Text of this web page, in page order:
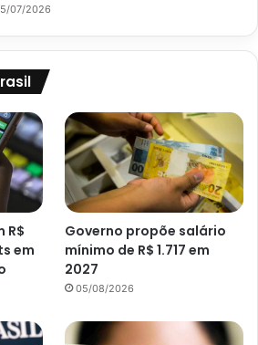
07/2026
R$
em
Governo propõe salário
mínimo de R$ 1.717 em
2027
05/08/2026